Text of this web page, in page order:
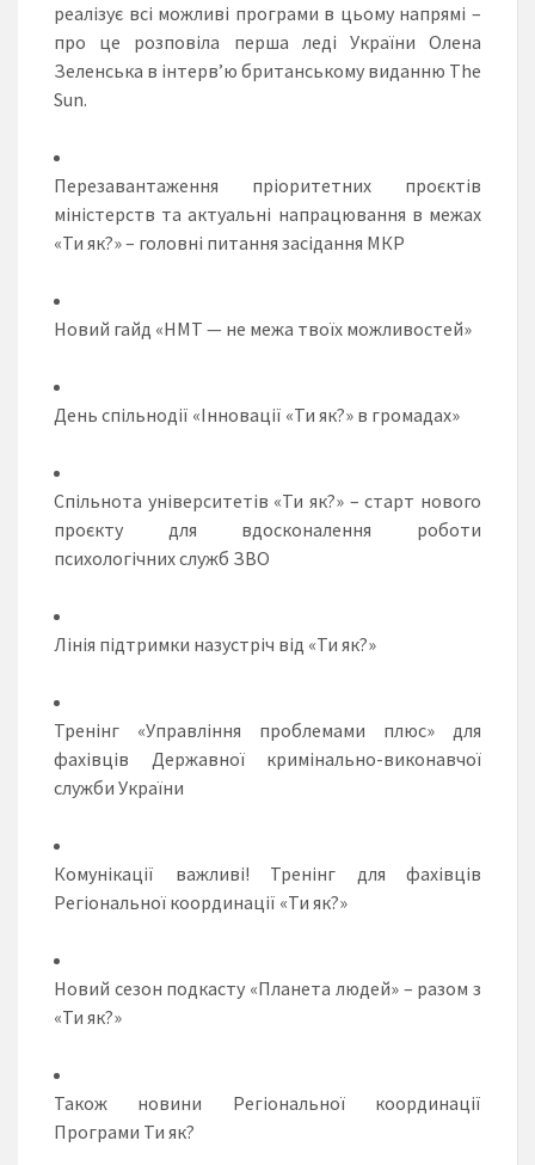
реалізує всі можливі програми в цьому напрямі –
про це розповіла перша леді України Олена
Зеленська в інтерв’ю британському виданню The
Sun.
Перезавантаження пріоритетних проєктів
міністерств та актуальні напрацювання в межах
«Ти як?» – головні питання засідання МКР
Новий гайд «НМТ — не межа твоїх можливостей»
День спільнодії «Інновації «Ти як?» в громадах»
Спільнота університетів «Ти як?» – старт нового
проєкту для вдосконалення роботи
психологічних служб ЗВО
Лінія підтримки назустріч від «Ти як?»
Тренінг «Управління проблемами плюс» для
фахівців Державної кримінально-виконавчої
служби України
Комунікації важливі! Тренінг для фахівців
Регіональної координації «Ти як?»
Новий сезон подкасту «Планета людей» – разом з
«Ти як?»
Також новини Регіональної координації
Програми Ти як?